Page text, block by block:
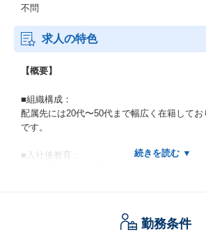
不問
求人の特色
【概要】
■組織構成：
配属先には20代〜50代まで幅広く在籍して
です。
■入社後教育：
勤務条件